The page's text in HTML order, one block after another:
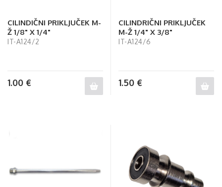
CILINDIČNI PRIKLJUČEK M-
Ž 1/8" X 1/4"
IT-A124/2
1.00 €
CILINDRIČNI PRIKLJUČEK
M-Ž 1/4" X 3/8"
IT-A124/6
1.50 €